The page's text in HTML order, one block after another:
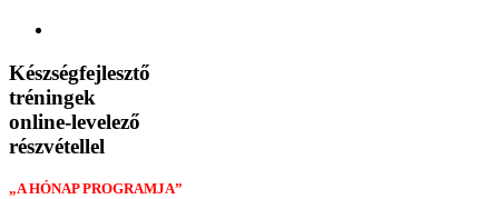
Készségfejlesztő
tréningek
online-levelező
részvétellel
„A HÓNAP PROGRAMJA”